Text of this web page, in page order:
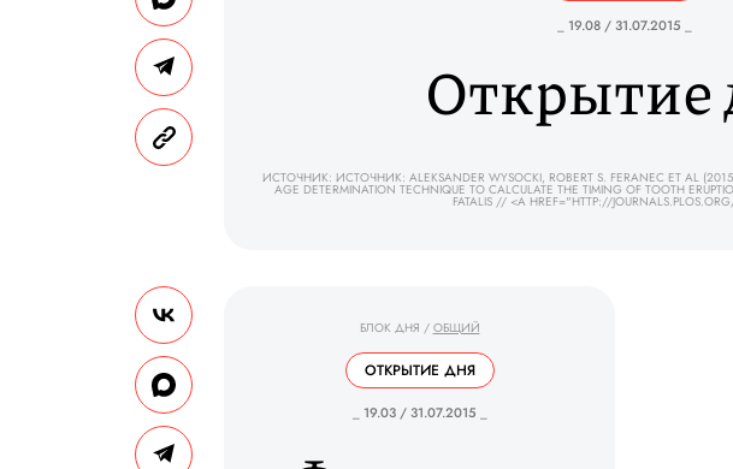
_ 19.08 / 31.07.2015 _
Открытие
ИСТОЧНИК: ИСТОЧНИК: ALEKSANDER WYSOCKI, ROBERT S. FERANEC ET AL
AGE DETERMINATION TECHNIQUE TO CALCULATE THE TIMING OF TOOTH
FATALIS // <A HREF="HTTP://
БЛОК ДНЯ / ОБЩИЙ
ОТКРЫТИЕ ДНЯ
_ 19.03 / 31.07.2015 _